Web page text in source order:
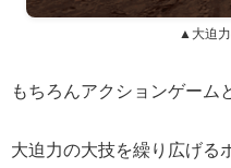
▲大迫
もちろんアクションゲーム
大迫力の大技を繰り広げる